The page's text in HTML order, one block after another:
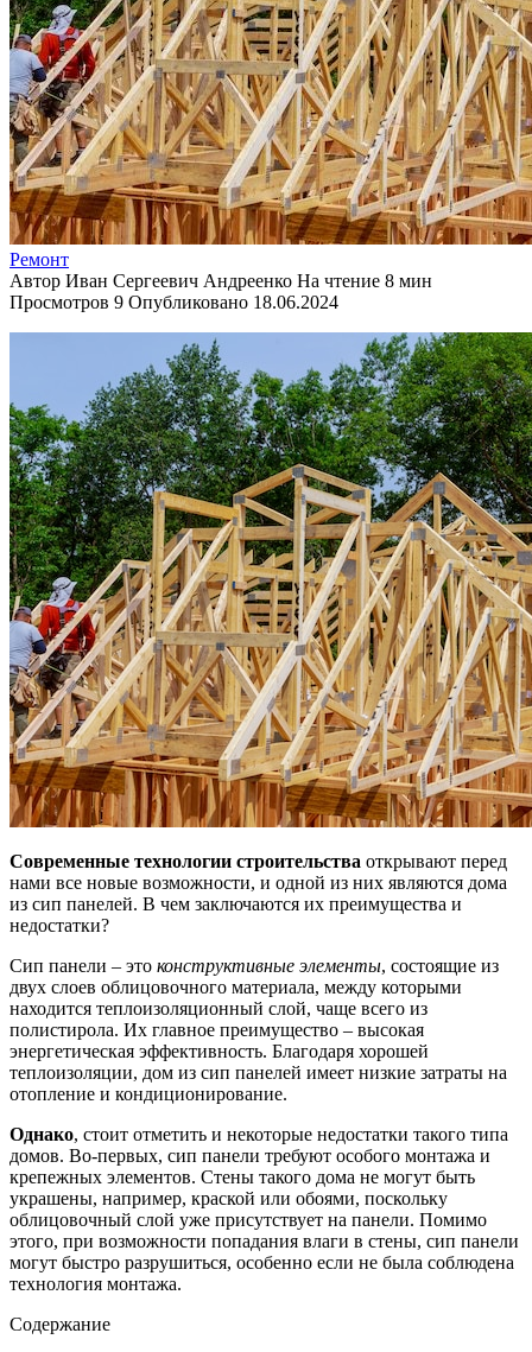
Ремонт
Автор Иван Сергеевич Андреенко На чтение 8 мин
Просмотров 9 Опубликовано 18.06.2024
Современные технологии строительства открывают перед
нами все новые возможности, и одной из них являются дома
из сип панелей. В чем заключаются их преимущества и
недостатки?
Сип панели – это конструктивные элементы, состоящие из
двух слоев облицовочного материала, между которыми
находится теплоизоляционный слой, чаще всего из
полистирола. Их главное преимущество – высокая
энергетическая эффективность. Благодаря хорошей
теплоизоляции, дом из сип панелей имеет низкие затраты на
отопление и кондиционирование.
Однако, стоит отметить и некоторые недостатки такого типа
домов. Во-первых, сип панели требуют особого монтажа и
крепежных элементов. Стены такого дома не могут быть
украшены, например, краской или обоями, поскольку
облицовочный слой уже присутствует на панели. Помимо
этого, при возможности попадания влаги в стены, сип панели
могут быстро разрушиться, особенно если не была соблюдена
технология монтажа.
Содержание